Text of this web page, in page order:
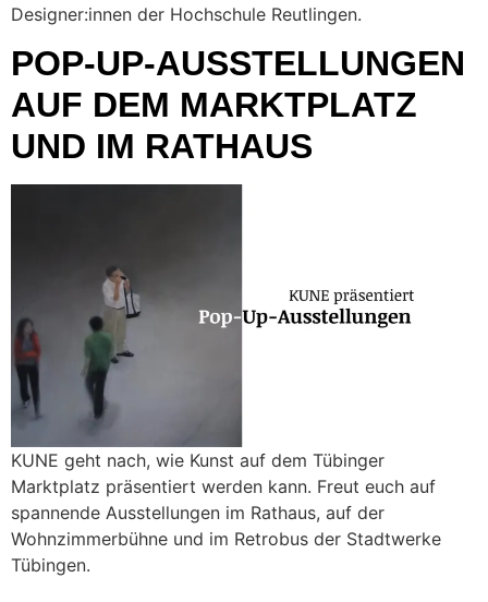
Designer:innen der Hochschule Reutlingen.
POP-UP-AUSSTELLUNGEN
AUF DEM MARKTPLATZ
UND IM RATHAUS
KUNE geht nach, wie Kunst auf dem Tübinger
Marktplatz präsentiert werden kann. Freut euch auf
spannende Ausstellungen im Rathaus, auf der
Wohnzimmerbühne und im Retrobus der Stadtwerke
Tübingen.